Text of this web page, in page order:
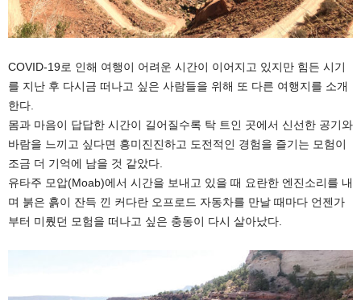
COVID-19로 인해 여행이 어려운 시간이 이어지고 있지만 힘든 시기
를 지난 후 다시금 떠나고 싶은 사람들을 위해 또 다른 여행지를 소개
한다.
몸과 마음이 답답한 시간이 길어질수록 탁 트인 곳에서 신선한 공기와
바람을 느끼고 싶다면 흥미진진하고 도전적인 경험을 즐기는 모험이
조금 더 기억에 남을 것 같았다.
유타주 모압(Moab)에서 시간을 보내고 있을 때 요란한 엔진소리를 내
며 붉은 흙이 잔득 낀 커다란 오프로드 자동차를 만날 때마다 언젠가
부터 미뤘던 모험을 떠나고 싶은 충동이 다시 살아났다.